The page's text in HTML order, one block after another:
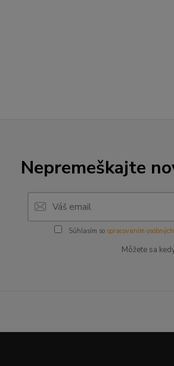
Nepremeškajte
Súhlasím so spracovaním
Môžete sa